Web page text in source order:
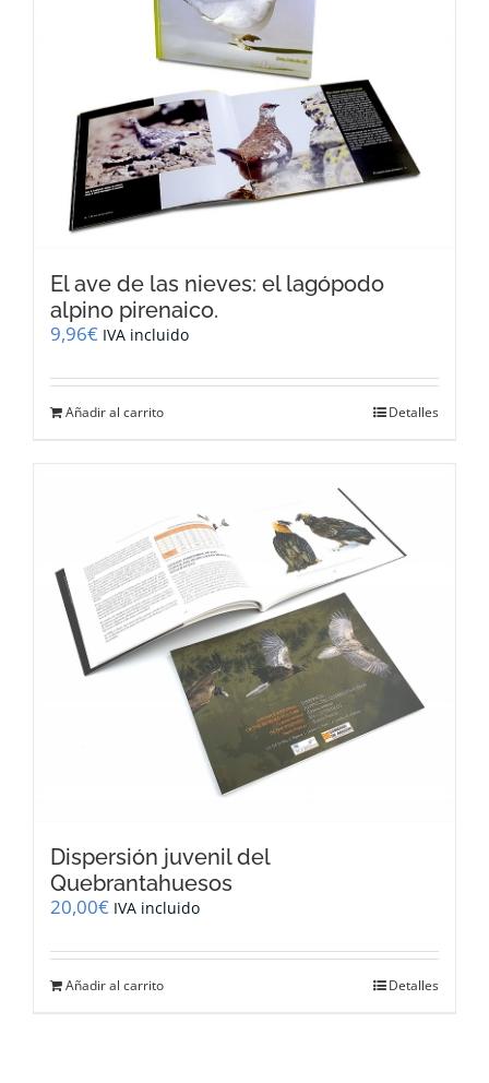
El ave de las nieves: el lagópodo
alpino pirenaico.
9,96€ IVA incluido
Añadir al carrito Detalles
Dispersión juvenil del
Quebrantahuesos
20,00€ IVA incluido
Añadir al carrito Detalles